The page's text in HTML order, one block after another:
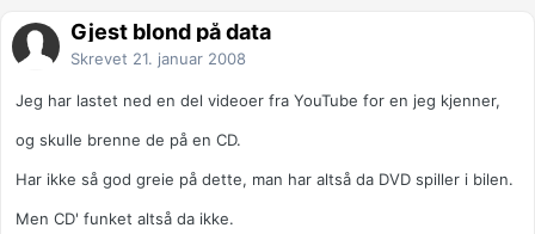
Gjest blond på data
Skrevet 21. januar 2008
Jeg har lastet ned en del videoer fra YouTube for en jeg kjenner,
og skulle brenne de på en CD.
Har ikke så god greie på dette, man har altså da DVD spiller i bilen.
Men CD' funket altså da ikke.